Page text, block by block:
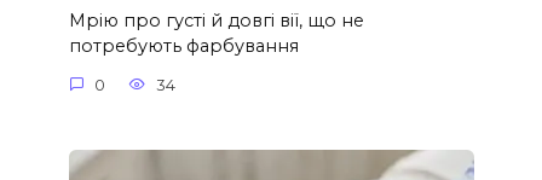
Мрію про густі й довгі вії, що не
потребують фарбування
0 34